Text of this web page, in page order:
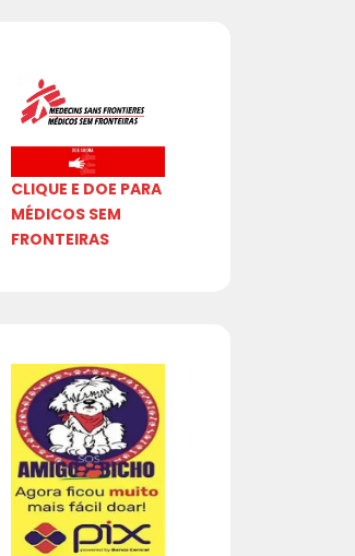
CLIQUE E DOE PARA
MÉDICOS SEM
FRONTEIRAS